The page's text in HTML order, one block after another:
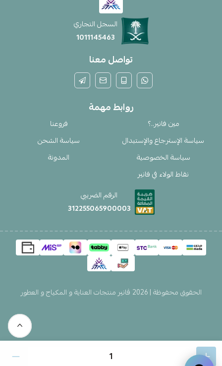
السجل التجاري
1011145463
تواصل معنا
روابط مهمة
مين فانير..؟
فروعنا
سياسة الإسترجاع والإستبدال
سياسة الشحن
سياسة الخصوصية
المدونة
نقاط الولاء في فانير
الرقم الضريبي
312255065900003
الحقوق محفوظة | 2026 ڤانير منتجات العناية و المكياج و العطور